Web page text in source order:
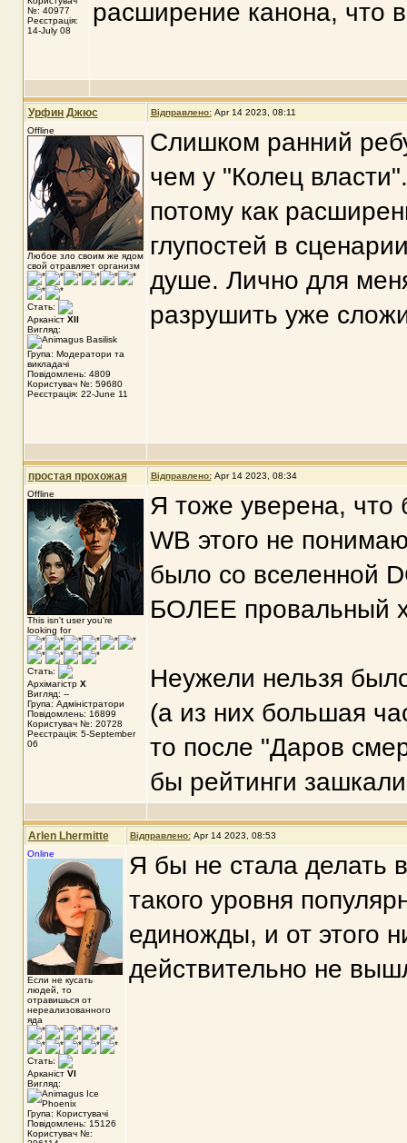
№: 40977
Реєстрація:
14-July 08
расширение канона, что
Урфин Джюс Відправлено: Apr 14 2023, 08:11
Offline
Любое зло своим же ядом
свой отравляет организм
Стать:
Арканіст XII
Вигляд:
Група: Модератори та
викладачі
Повідомлень: 4809
Користувач №: 59680
Реєстрація: 22-June 11
Слишком ранний
чем у "Колец
потому как
глупостей в
душе. Лично для
разрушить уже
простая прохожая Відправлено: Apr 14 2023, 08:34
Offline
This isn't user you're
looking for
Стать:
Архімагістр X
Вигляд: --
Група: Адміністратори
Повідомлень: 16899
Користувач №: 20728
Реєстрація: 5-September
06
Я тоже уверена, что
WB этого не
было со вселенной
БОЛЕЕ провальный
Неужели нельзя
(а из них большая
то после "Даров
бы рейтинги
Arlen Lhermitte Відправлено: Apr 14 2023, 08:53
Online
Если не кусать
людей, то
отравишься от
нереализованного
яда
Стать:
Арканіст VI
Вигляд:
Група: Користувачі
Повідомлень: 15126
Користувач №:
Я бы не стала делать
такого уровня
единожды, и от этого
действительно не